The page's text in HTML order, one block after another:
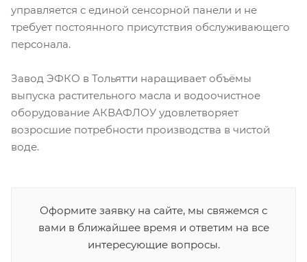
управляется с единой сенсорной панели и не
требует постоянного присутствия обслуживающего
персонала.
Завод ЭФКО в Тольятти наращивает объёмы
выпуска растительного масла и водоочистное
оборудование АКВАФЛОУ удовлетворяет
возросшие потребности производства в чистой
воде.
Оформите заявку на сайте, мы свяжемся с
вами в ближайшее время и ответим на все
интересующие вопросы.